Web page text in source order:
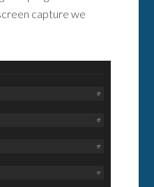
capture we